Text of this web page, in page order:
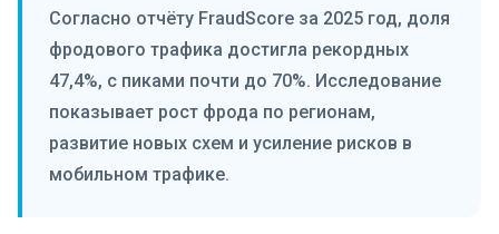
Согласно отчёту FraudScore за 2025 год, доля
фродового трафика достигла рекордных
47,4%, с пиками почти до 70%. Исследование
показывает рост фрода по регионам,
развитие новых схем и усиление рисков в
мобильном трафике.